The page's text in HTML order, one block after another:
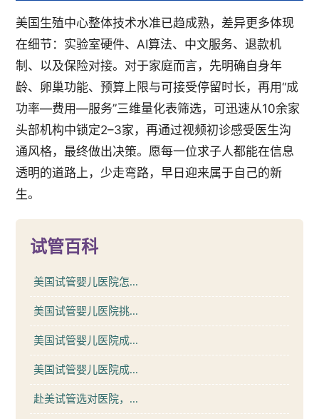
美国生殖中心整体技术水准已趋成熟，差异更多体现
在细节：实验室硬件、AI算法、中文服务、退款机
制、以及保险对接。对于家庭而言，先明确自身年
龄、卵巢功能、预算上限与可接受停留时长，再用“成
功率—费用—服务”三维量化表筛选，可迅速从10余家
头部机构中锁定2–3家，再通过视频初诊感受医生沟
通风格，最终做出决策。愿每一位求子人都能在信息
透明的道路上，少走弯路，早日迎来属于自己的新
生。
试管百科
美国试管婴儿医院怎...
美国试管婴儿医院挑...
美国试管婴儿医院成...
美国试管婴儿医院成...
赴美试管选对医院，...